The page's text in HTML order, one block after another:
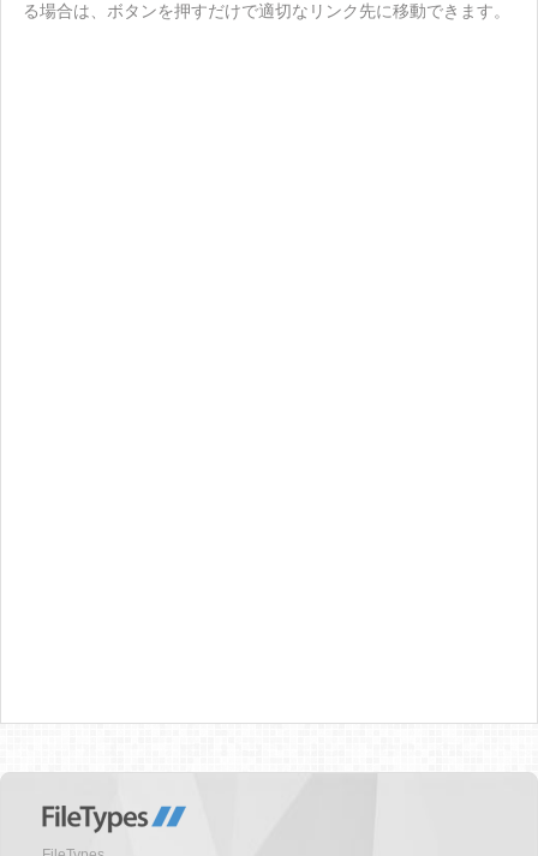
る場合は、ボタンを押すだけで適切なリンク先に移動できます。